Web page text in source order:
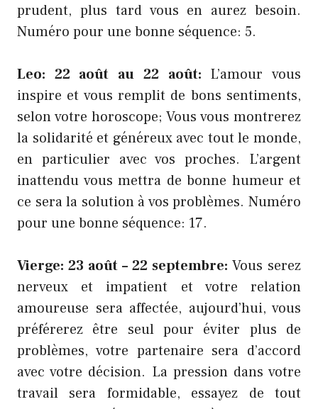
prudent, plus tard vous en aurez besoin.
Numéro pour une bonne séquence: 5.
Leo: 22 août au 22 août: L’amour vous
inspire et vous remplit de bons sentiments,
selon votre horoscope; Vous vous montrerez
la solidarité et généreux avec tout le monde,
en particulier avec vos proches. L’argent
inattendu vous mettra de bonne humeur et
ce sera la solution à vos problèmes. Numéro
pour une bonne séquence: 17.
Vierge: 23 août – 22 septembre: Vous serez
nerveux et impatient et votre relation
amoureuse sera affectée, aujourd’hui, vous
préférerez être seul pour éviter plus de
problèmes, votre partenaire sera d’accord
avec votre décision. La pression dans votre
travail sera formidable, essayez de tout